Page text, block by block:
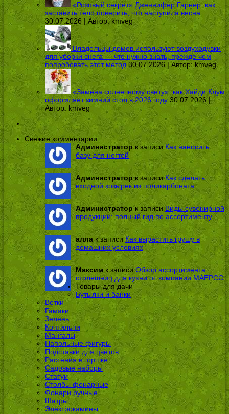
«Розовый секрет» Дженнифер Гарнер: как
заставить тело поверить, что наступила весна
30.07.2026 | Автор:kmveg
Владельцы домов используют воздуходувки
для уборки снега — что нужно знать, прежде чем
попробовать этот метод 30.07.2026 | Автор:kmveg
«Замена солнечному свету»: как Хайди Клум
оформляет зимний стол в 2026 году 30.07.2026 |
Автор: kmveg
Свежие комментарии
Администраторк записи Как наносить
базу для ногтей
Администраторк записиКак сделать
входной козырек из поликарбоната
Администраторк записиВиды сувенирной
продукции: полный гид по ассортименту
алла к записи Как вырастить грушу в
домашних условиях
Максим к записиОбзор ассортимента
столешниц для кухни от компании МАЕРСС
Товары для дачи
Бутылки и банки
Ветки
Гамаки
Зелень
Коптильни
Мангалы
Напольные фигуры
Подставки для цветов
Растения в горшке
Садовые наборы
Статуи
Столбы фонарные
Фонари ручные
Шатры
Электрокамины